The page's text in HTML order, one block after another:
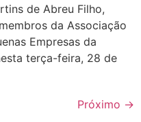
de Abreu Filho,
da Associação
Empresas da
terça-feira, 28 de
Próximo →